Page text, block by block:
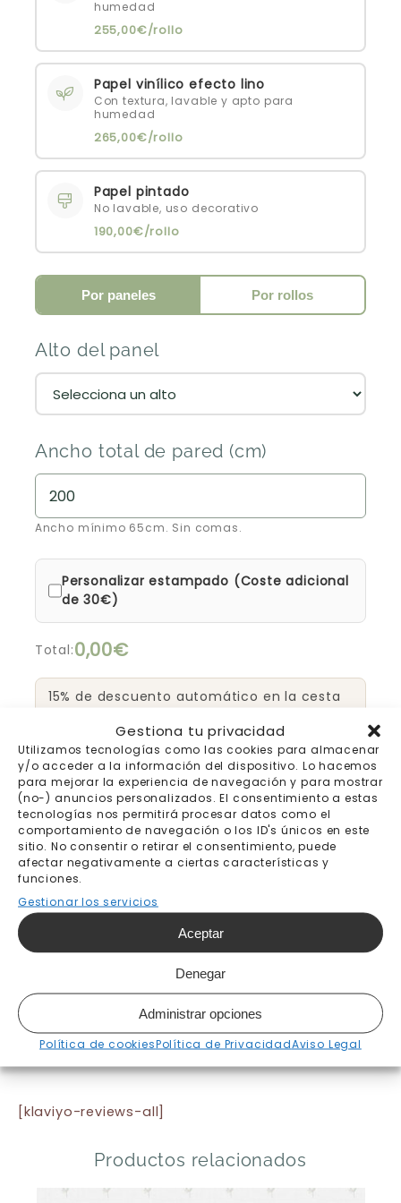
Gestiona tu privacidad
Utilizamos tecnologías como las cookies para almacenar
y/o acceder a la información del dispositivo. Lo hacemos
para mejorar la experiencia de navegación y para mostrar
(no-) anuncios personalizados. El consentimiento a estas
tecnologías nos permitirá procesar datos como el
comportamiento de navegación o los ID's únicos en este
sitio. No consentir o retirar el consentimiento, puede
afectar negativamente a ciertas características y
funciones.
Gestionar los servicios
Aceptar
Denegar
Administrar opciones
Política de cookiesPolítica de PrivacidadAviso Legal
humedad
255,00€/rollo
Papel vinílico efecto lino
Con textura, lavable y apto para
humedad
265,00€/rollo
Papel pintado
No lavable, uso decorativo
190,00€/rollo
Por paneles Por rollos
Alto del panel
Ancho total de pared (cm)
Ancho mínimo 65cm. Sin comas.
Personalizar estampado (Coste adicional
de 30€)
Total:0,00€
15% de descuento automático en la cesta
Añadir al carrito
Envío gratis a partir de
Pago seguro
[klaviyo-reviews-all]
Productos relacionados